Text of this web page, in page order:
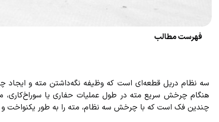
فهرست مطالب
سه نظام دریل قطعه‌ای است که وظیفه نگه‌داشتن مته و ایجاد
هنگام چرخش سریع مته در طول عملیات حفاری یا سوراخ‌کاری،
چندین فک است که با چرخش سه نظام، مته را به طور یکنواخت و